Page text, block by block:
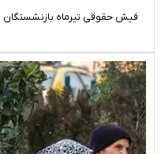
فیش حقوقی تیرماه بازنشستگان